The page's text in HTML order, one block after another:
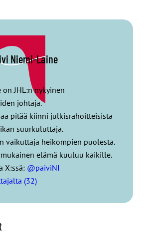
Niemi-Laine
JHL:n nykyinen
johtaja.
pitää kiinni julkisrahoitteisista
suurkuluttaja.
vaikuttaja heikompien puolesta.
elämä kuuluu kaikille.
X:ssä: @paiviNI
(32)